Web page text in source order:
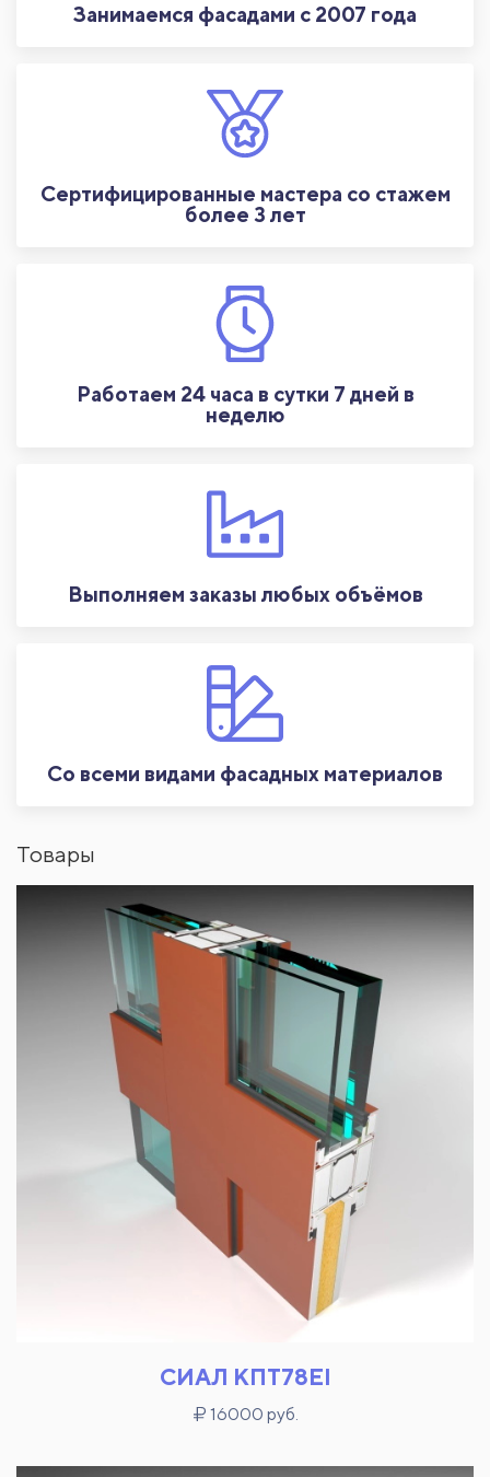
Занимаемся фасадами с 2007 года
Сертифицированные мастера со стажем
более 3 лет
Работаем 24 часа в сутки 7 дней в
неделю
Выполняем заказы любых объёмов
Со всеми видами фасадных материалов
Товары
СИАЛ КПТ78EI
16000 руб.